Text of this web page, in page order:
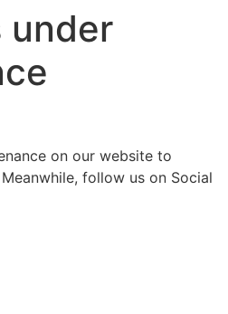
under
on our website to
follow us on Social